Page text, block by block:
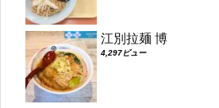
江別拉麺 博
4,297ビュー